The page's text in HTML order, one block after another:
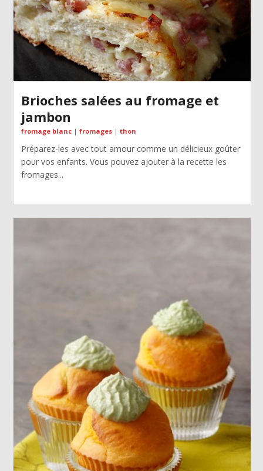
Brioches salées au fromage et
jambon
fromage blanc| fromages| thon
Préparez-les avec tout amour comme un délicieux goûter
pour vos enfants. Vous pouvez ajouter à la recette les
fromages...